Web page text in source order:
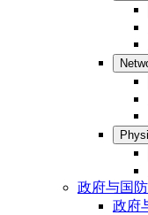
政府与国防
政府